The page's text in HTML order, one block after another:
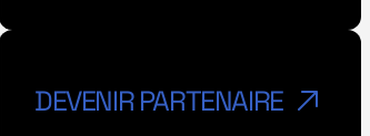
DEVENIR PARTENAIRE